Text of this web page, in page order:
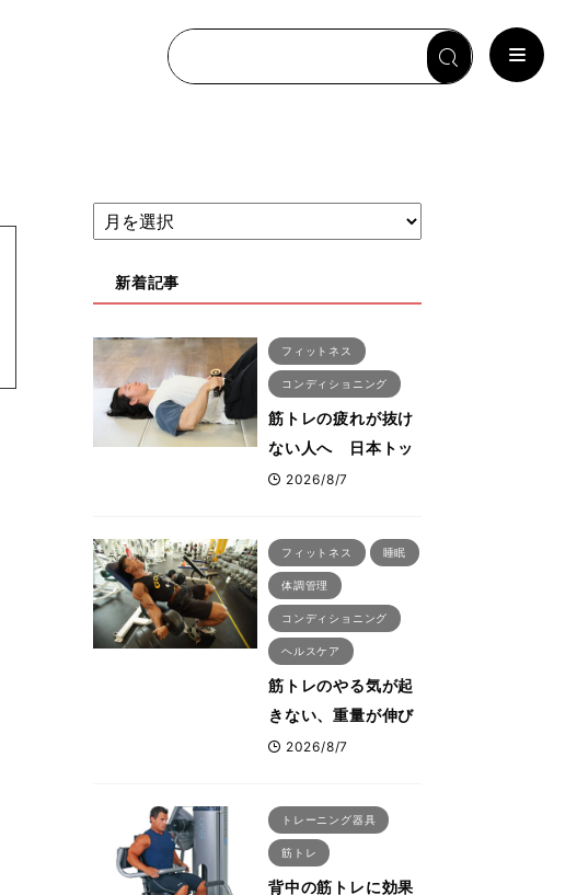
新着記事
フィットネス
コンディショニング
筋トレの疲れが抜け
ない人へ 日本トッ
プボディビルダー・
る「回復習慣」
2026/8/7
フィットネス 睡眠
体調管理
コンディショニング
ヘルスケア
筋トレのやる気が起
きない、重量が伸び
ない ボディビル世
える食事・睡眠・呼
吸の整え方
2026/8/7
トレーニング器具
筋トレ
背中の筋トレに効果